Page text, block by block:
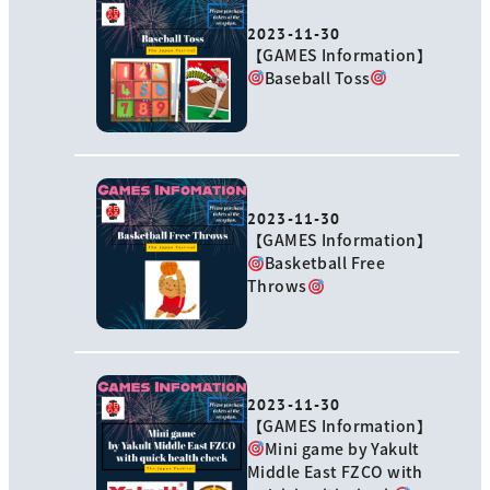
2023-11-30
【GAMES Information】
Baseball Toss
2023-11-30
【GAMES Information】
Basketball Free
Throws
2023-11-30
【GAMES Information】
Mini game by Yakult
Middle East FZCO with